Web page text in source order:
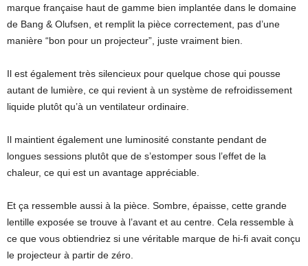
marque française haut de gamme bien implantée dans le domaine
de Bang & Olufsen, et remplit la pièce correctement, pas d’une
manière “bon pour un projecteur”, juste vraiment bien.
Il est également très silencieux pour quelque chose qui pousse
autant de lumière, ce qui revient à un système de refroidissement
liquide plutôt qu’à un ventilateur ordinaire.
Il maintient également une luminosité constante pendant de
longues sessions plutôt que de s’estomper sous l’effet de la
chaleur, ce qui est un avantage appréciable.
Et ça ressemble aussi à la pièce. Sombre, épaisse, cette grande
lentille exposée se trouve à l’avant et au centre. Cela ressemble à
ce que vous obtiendriez si une véritable marque de hi-fi avait conçu
le projecteur à partir de zéro.